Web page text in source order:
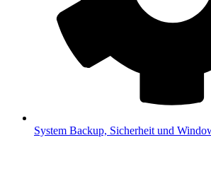
System Backup, Sicherheit und